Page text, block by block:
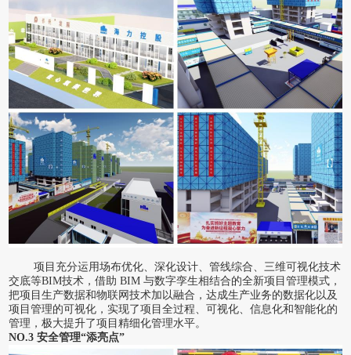
项目充分运用场布优化、深化设计、管线综合、三维可视化技术
交底等BIM技术，借助 BIM 与数字孪生相结合的全新项目管理模式，
把项目生产数据和物联网技术加以融合，达成生产业务的数据化以及
项目管理的可视化，实现了项目全过程、可视化、信息化和智能化的
管理，极大提升了项目精细化管理水平。
NO.3 安全管理“添亮点”